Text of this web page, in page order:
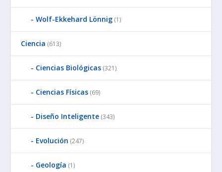
Wolf-Ekkehard Lönnig (1)
Ciencia (613)
Ciencias Biológicas (321)
Ciencias Físicas (69)
Diseño Inteligente (343)
Evolución (247)
Geología (1)